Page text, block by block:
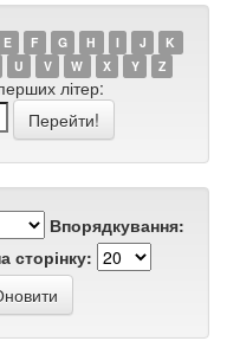
E F G H I J
K
U V W X Y Z
літер:
Впорядкування:
сторінку: